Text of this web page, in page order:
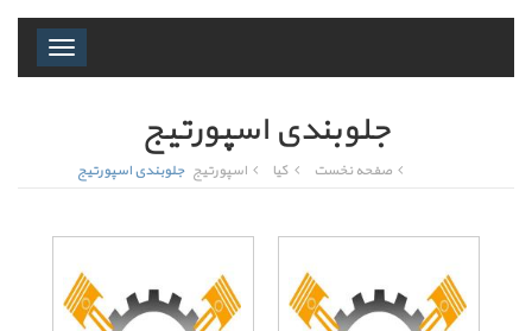
Toggle
جلوبندی اسپورتیج
صفحه نخست کیا اسپورتیج جلوبندی اسپورتیج